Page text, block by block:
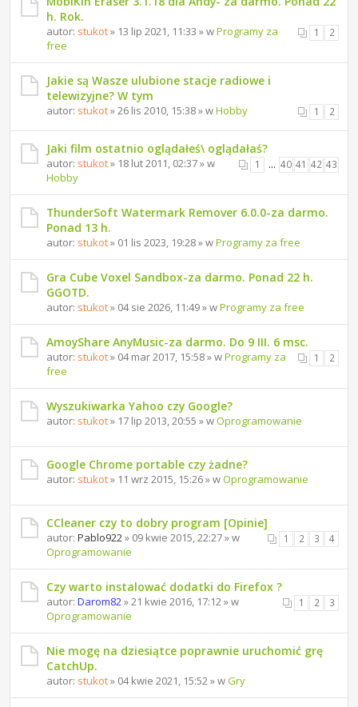
h. Rok.
1 2
autor: stukot» 13 lip 2021, 11:33 » wProgramy za
free
Jakie są Wasze ulubione stacje radiowe i
telewizyjne? W tym
1 2
autor: stukot» 26 lis 2010, 15:38 » wHobby
Jaki film ostatnio oglądałeś\ oglądałaś?
1 … 40 41 42 43
autor: stukot» 18 lut 2011, 02:37 » w
Hobby
ThunderSoft Watermark Remover 6.0.0-za darmo.
Ponad 13 h.
autor: stukot» 01 lis 2023, 19:28 » wProgramy za free
Gra Cube Voxel Sandbox-za darmo. Ponad 22 h.
GGOTD.
autor: stukot» 04 sie 2026, 11:49 » wProgramy za free
AmoyShare AnyMusic-za darmo. Do 9 III. 6 msc.
1 2
autor: stukot» 04 mar 2017, 15:58 » wProgramy za
free
Wyszukiwarka Yahoo czy Google?
autor: stukot» 17 lip 2013, 20:55 » wOprogramowanie
Google Chrome portable czy żadne?
autor: stukot» 11 wrz 2015, 15:26 » wOprogramowanie
CCleaner czy to dobry program [Opinie]
1 2 3 4
autor: Pablo922» 09 kwie 2015, 22:27 » w
Oprogramowanie
Czy warto instalować dodatki do Firefox ?
1 2 3
autor: Darom82» 21 kwie 2016, 17:12 » w
Oprogramowanie
Nie mogę na dziesiątce poprawnie uruchomić grę
CatchUp.
autor: stukot» 04 kwie 2021, 15:52 » wGry